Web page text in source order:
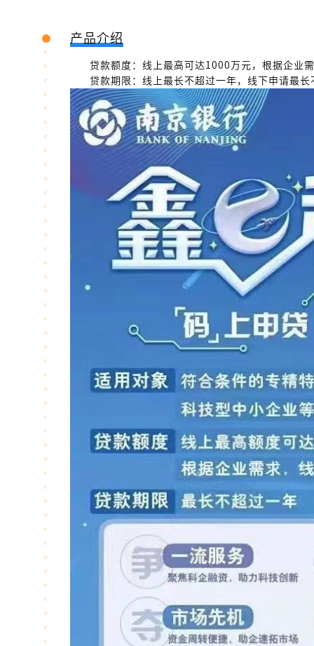
产品介绍
贷款额度：线上最高可达1000万元，根据企业
贷款期限：线上最长不超过一年，线下申请最长